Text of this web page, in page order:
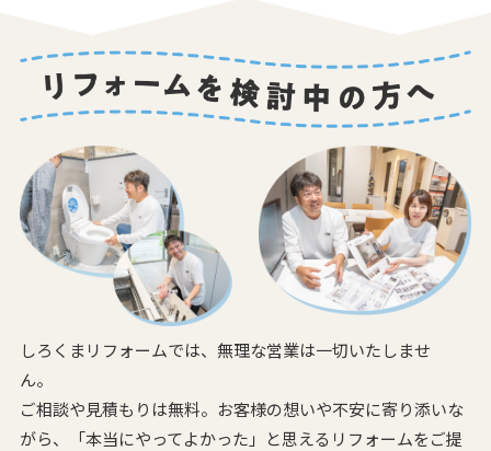
しろくまリフォームでは、無理な営業は一切いたしませ
ん。
ご相談や見積もりは無料。お客様の想いや不安に寄り添いな
がら、
「本当にやってよかった」と思えるリフォームをご提